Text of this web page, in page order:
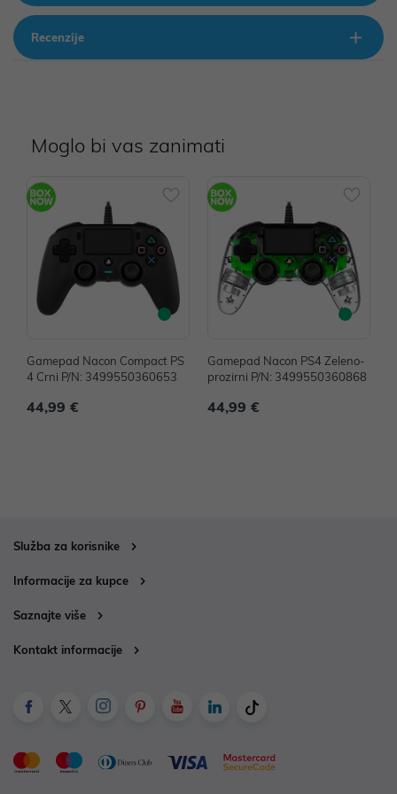
Recenzije
Moglo bi vas zanimati
Gamepad Nacon Compact PS
4 Crni P/N: 3499550360653
44,99 €
Gamepad Nacon PS4 Zeleno-
prozirni P/N: 3499550360868
44,99 €
Služba za korisnike
Informacije za kupce
Saznajte više
Kontakt informacije